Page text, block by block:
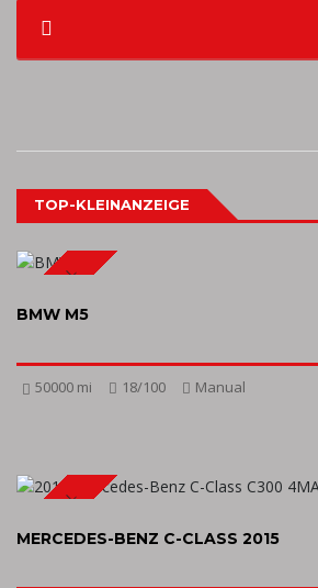
TOP-KLEINANZEIGE
SPECIAL
BMW M5
50000 mi 18/100 Manual
SPECIAL
MERCEDES-BENZ C-CLASS 2015